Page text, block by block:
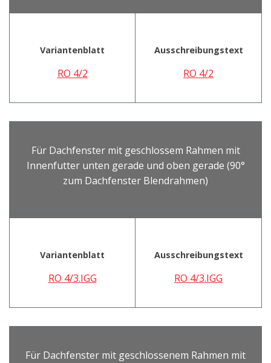
Variantenblatt
RO 4/2
Ausschreibungstext
RO 4/2
Für Dachfenster mit geschlossem Rahmen mit
Innenfutter unten gerade und oben gerade (90°
zum Dachfenster Blendrahmen)
Variantenblatt
RO 4/3.IGG
Ausschreibungstext
RO 4/3.IGG
Für Dachfenster mit geschlossenem Rahmen mit